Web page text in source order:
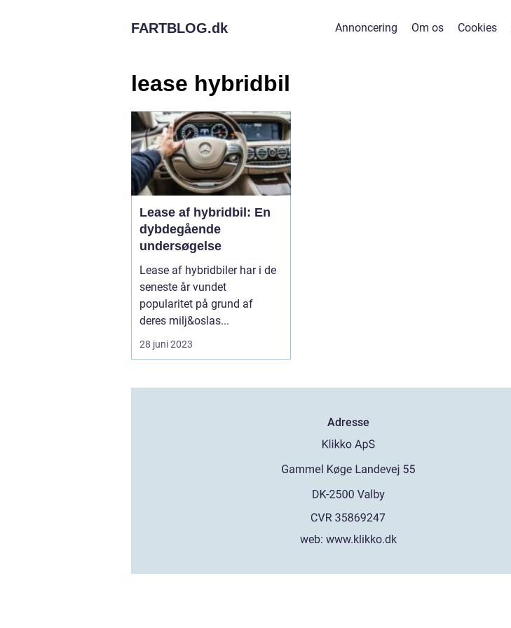
FARTBLOG.dk Annoncering Om os Cookies
lease hybridbil
Lease af hybridbil: En
dybdegående
undersøgelse
Lease af hybridbiler har i de
seneste år vundet
popularitet på grund af
deres milj&oslas...
28 juni 2023
Adresse
web:www.klikko.dk